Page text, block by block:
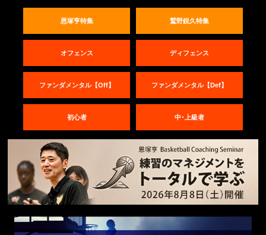
恩塚亨特集 鷲野鋭久特集
オフェンス ディフェンス
ファンダメンタル【Off】 ファンダメンタル【Def】
初心者 中･上級者